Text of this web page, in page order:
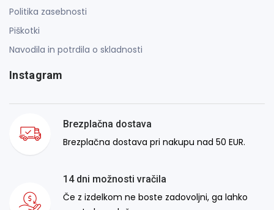
Politika zasebnosti
Piškotki
Navodila in potrdila o skladnosti
Instagram
Brezplačna dostava
Brezplačna dostava pri nakupu nad 50 EUR.
14 dni možnosti vračila
Če z izdelkom ne boste zadovoljni, ga lahko